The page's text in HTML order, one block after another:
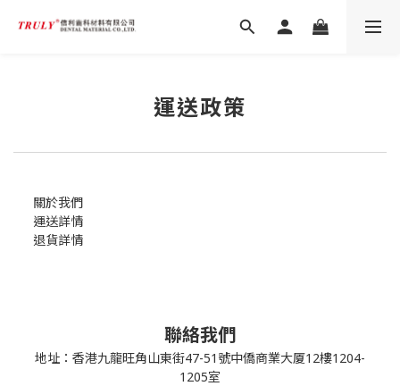
運送政策
關於我們
運送詳情
退貨詳情
聯絡我們
地址：香港九龍旺角山東街47-51號中僑商業大厦12樓1204-
1205室